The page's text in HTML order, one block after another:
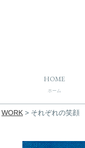
HOME
ホーム
WORK > それぞれの笑顔